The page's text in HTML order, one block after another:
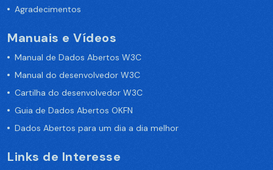
Agradecimentos
Manuais e Vídeos
Manual de Dados Abertos W3C
Manual do desenvolvedor W3C
Cartilha do desenvolvedor W3C
Guia de Dados Abertos OKFN
Dados Abertos para um dia a dia melhor
Links de Interesse